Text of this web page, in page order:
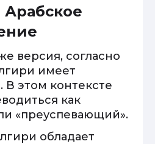
версия, согласно
имеет
В этом контексте
как
«преуспевающий».
обладает